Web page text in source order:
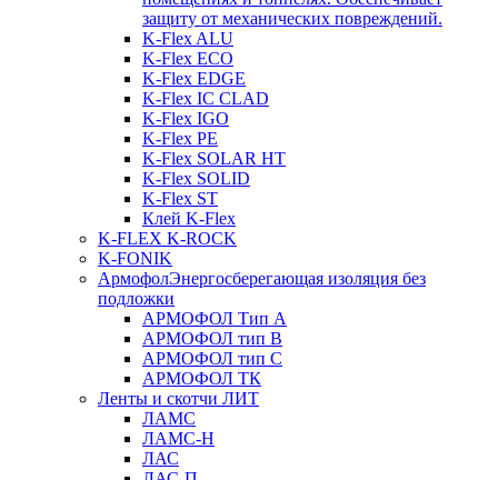
защиту от механических повреждений.
K-Flex ALU
K-Flex ECO
K-Flex EDGE
K-Flex IC CLAD
K-Flex IGO
K-Flex PE
K-Flex SOLAR HT
K-Flex SOLID
K-Flex ST
Клей K-Flex
K-FLEX K-ROCK
K-FONIK
АрмофолЭнергосберегающая изоляция без
подложки
АРМОФОЛ Тип А
АРМОФОЛ тип В
АРМОФОЛ тип C
АРМОФОЛ ТК
Ленты и скотчи ЛИТ
ЛАМС
ЛАМС-Н
ЛАС